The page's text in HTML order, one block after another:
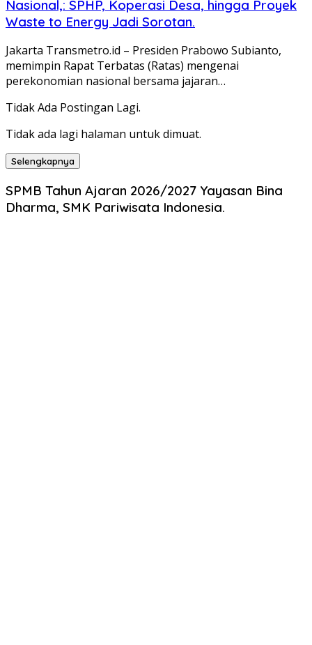
Nasional,: SPHP, Koperasi Desa, hingga Proyek
Waste to Energy Jadi Sorotan.
Jakarta Transmetro.id – Presiden Prabowo Subianto,
memimpin Rapat Terbatas (Ratas) mengenai
perekonomian nasional bersama jajaran…
Tidak Ada Postingan Lagi.
Tidak ada lagi halaman untuk dimuat.
Selengkapnya
SPMB Tahun Ajaran 2026/2027 Yayasan Bina
Dharma, SMK Pariwisata Indonesia.